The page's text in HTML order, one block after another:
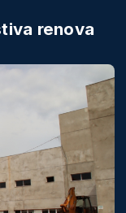
renova